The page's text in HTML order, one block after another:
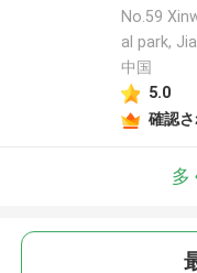
No.59
al park,
中国
5.0
確認
多